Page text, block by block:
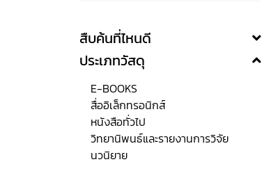
สืบค้นที่ไหนดี
ประเภทวัสดุ
E-BOOKS
สื่ออิเล็กทรอนิกส์
หนังสือทั่วไป
วิทยานิพนธ์และรายงานการวิจัย
นวนิยาย